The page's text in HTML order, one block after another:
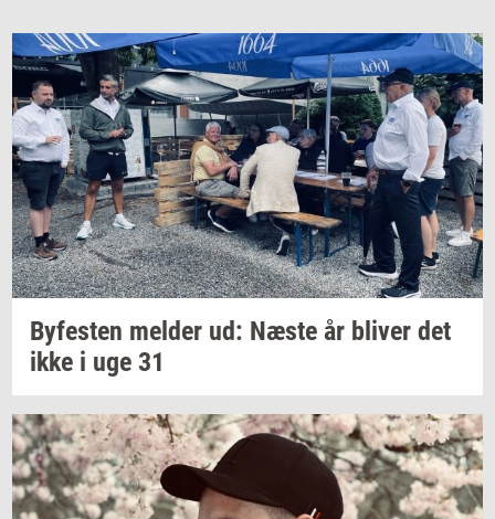
By­fe­sten mel­der ud: Næste år bli­ver det
ikke i uge 31